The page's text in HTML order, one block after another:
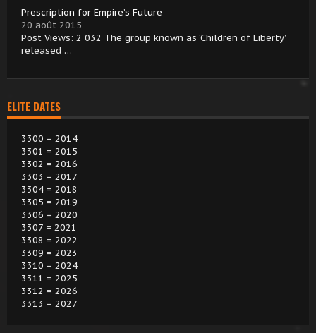
Prescription for Empire’s Future
20 août 2015
Post Views: 2 032 The group known as ‘Children of Liberty’
released …
ELITE DATES
3300 = 2014
3301 = 2015
3302 = 2016
3303 = 2017
3304 = 2018
3305 = 2019
3306 = 2020
3307 = 2021
3308 = 2022
3309 = 2023
3310 = 2024
3311 = 2025
3312 = 2026
3313 = 2027